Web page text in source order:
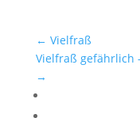
← Vielfraß
Vielfraß gefährlich
→